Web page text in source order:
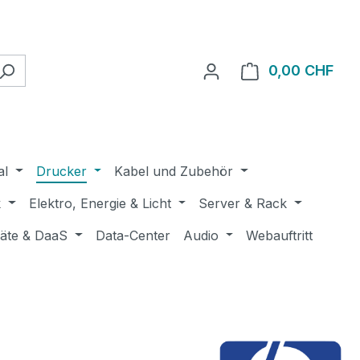
0,00 CHF
Drucker
Kabel und Zubehör
Elektro, Energie & Licht
Server & Rack
& DaaS Data-Center Audio
Webauftritt